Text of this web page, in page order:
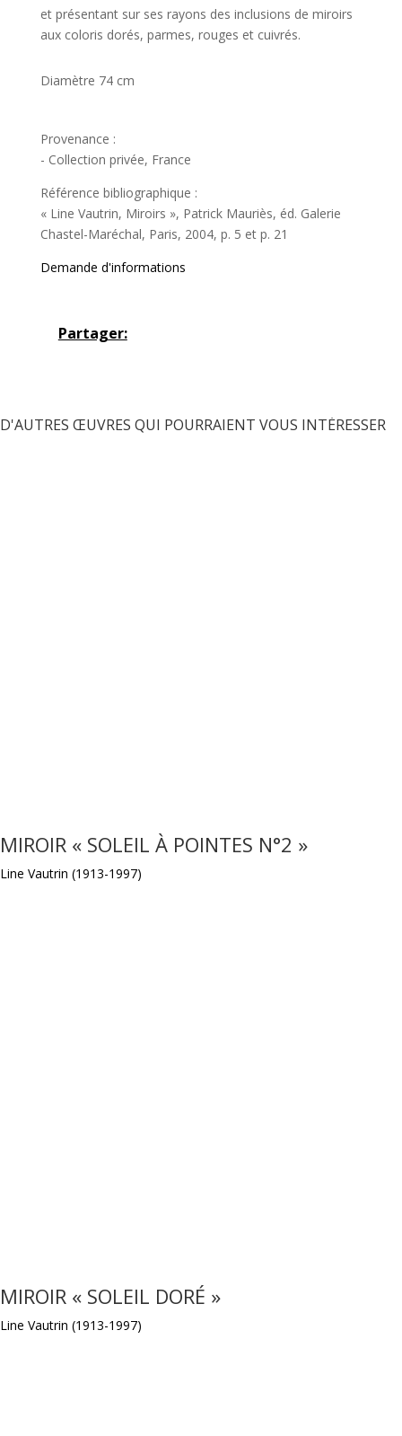
et présentant sur ses rayons des inclusions de miroirs
aux coloris dorés, parmes, rouges et cuivrés.
Diamètre 74 cm
Provenance :
- Collection privée, France
Référence bibliographique :
« Line Vautrin, Miroirs », Patrick Mauriès, éd. Galerie
Chastel-Maréchal, Paris, 2004, p. 5 et p. 21
Demande d'informations
Partager:
D'AUTRES ŒUVRES QUI POURRAIENT VOUS INTÉRESSER
MIROIR « SOLEIL À POINTES N°2 »
Line Vautrin (1913-1997)
MIROIR « SOLEIL DORÉ »
Line Vautrin (1913-1997)